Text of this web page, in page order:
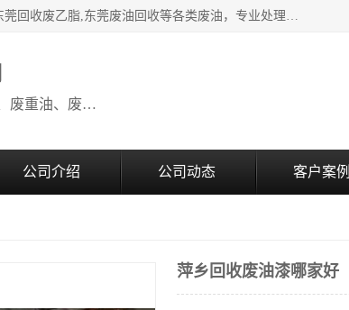
本公司高价废油回收：东莞回收废油,东莞回收废乙脂胶水,东莞回收废溶剂,东莞回收废乙脂,东莞废油回收等各类废油，专业处理从事化工产品研发与销售的综合型高科技服务性企业。我公司自成立以来，一直秉承“科技创新，立足诚信，感恩于心”的理念，力求设计与客户合作共赢的局面。在广大新老客户的大力支持下，我公司员工经过不懈努力，公司已快速发展成为国内知名化工企业。
本公司高价废油回收：回收废机油、废液压油回收、废重油、废食用油回收、废导热油、废、废油漆、废UV光油、废清、废白矿油、废变压器油
公司介绍 公司动态 客户案例
萍乡回收废油漆哪家好